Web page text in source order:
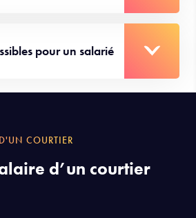
pour un salarié
COURTIER
d’un courtier